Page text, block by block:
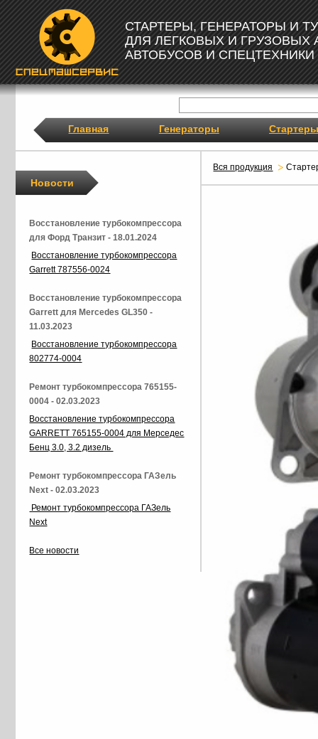
СТАРТЕРЫ, ГЕНЕРАТОРЫ И
ДЛЯ ЛЕГКОВЫХ И ГРУЗОВЫХ
АВТОБУСОВ И СПЕЦТЕХНИКИ
Главная Генераторы Стартеры
Вся продукция
Новости
Восстановление турбокомпрессора
для Форд Транзит - 18.01.2024
Восстановление турбокомпрессора
Garrett 787556-0024
Восстановление турбокомпрессора
Garrett для Mercedes GL350 -
11.03.2023
Восстановление турбокомпрессора
802774-0004
Ремонт турбокомпрессора 765155-
0004 - 02.03.2023
Восстановление турбокомпрессора
GARRETT 765155-0004 для Мерседес
Бенц 3.0, 3.2 дизель
Ремонт турбокомпрессора ГАЗель
Next - 02.03.2023
Ремонт турбокомпрессора ГАЗель
Next
Все новости